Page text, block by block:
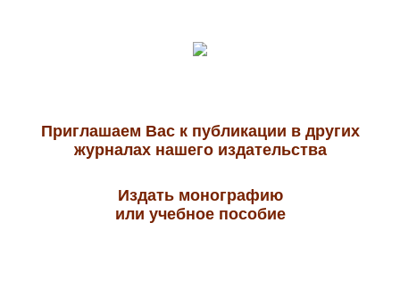
Приглашаем Вас к публикации в других
журналах нашего издательства
Издать монографию
или учебное пособие